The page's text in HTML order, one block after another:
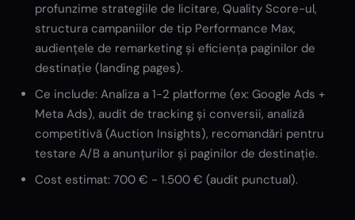
profunzime strategiile de licitare, Quality Score-ul,
structura campaniilor de tip Performance Max,
audiențele de remarketing și eficiența paginilor de
destinație (landing pages).
Ce include: Analiza a 1-2 platforme (ex: Google Ads +
Meta Ads), audit de tracking și conversii, analiză
competitivă (Auction Insights), recomandări pentru
testare A/B a anunțurilor și paginilor de destinație.
Cost estimat: 700 € - 1.500 € (audit punctual).